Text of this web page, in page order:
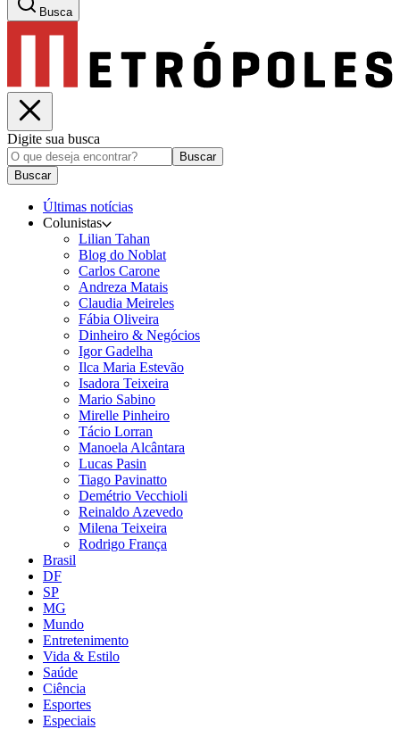
Busca
Digite sua busca
Buscar
Buscar
Últimas notícias
Colunistas
Lilian Tahan
Blog do Noblat
Carlos Carone
Andreza Matais
Claudia Meireles
Fábia Oliveira
Dinheiro & Negócios
Igor Gadelha
Ilca Maria Estevão
Isadora Teixeira
Mario Sabino
Mirelle Pinheiro
Tácio Lorran
Manoela Alcântara
Lucas Pasin
Tiago Pavinatto
Demétrio Vecchioli
Reinaldo Azevedo
Milena Teixeira
Rodrigo França
Brasil
DF
SP
MG
Mundo
Entretenimento
Vida & Estilo
Saúde
Ciência
Esportes
Especiais